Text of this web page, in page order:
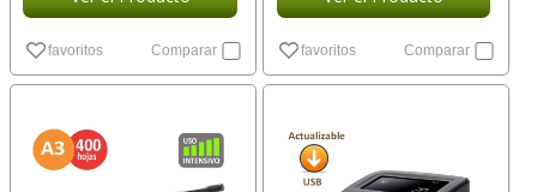
favoritos Comparar favoritos Comparar